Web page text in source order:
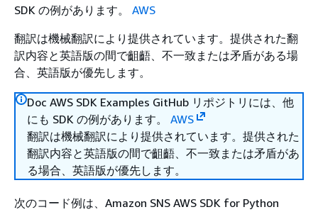
SDK の例があります。 AWS
翻訳は機械翻訳により提供されています。提供された翻
訳内容と英語版の間で齟齬、不一致または矛盾がある場
合、英語版が優先します。
Doc AWS SDK Examples GitHub リポジトリには、他
にも SDK の例があります。 AWS
翻訳は機械翻訳により提供されています。提供された
翻訳内容と英語版の間で齟齬、不一致または矛盾があ
る場合、英語版が優先します。
次のコード例は、Amazon SNS AWS SDK for Python